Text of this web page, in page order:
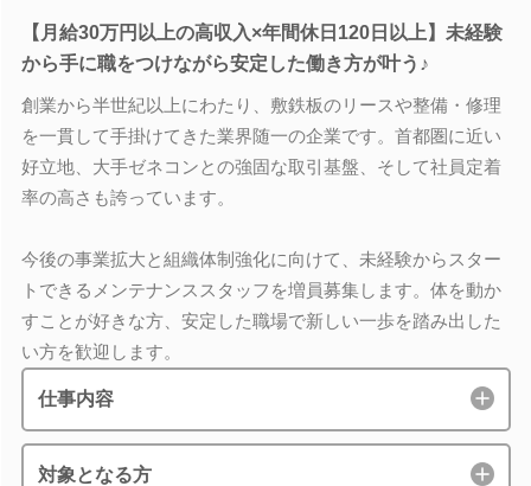
【月給30万円以上の高収入×年間休日120日以上】未経験
から手に職をつけながら安定した働き方が叶う♪
創業から半世紀以上にわたり、敷鉄板のリースや整備・修理
を一貫して手掛けてきた業界随一の企業です。首都圏に近い
好立地、大手ゼネコンとの強固な取引基盤、そして社員定着
率の高さも誇っています。
今後の事業拡大と組織体制強化に向けて、未経験からスター
トできるメンテナンススタッフを増員募集します。体を動か
すことが好きな方、安定した職場で新しい一歩を踏み出した
い方を歓迎します。
仕事内容
対象となる方